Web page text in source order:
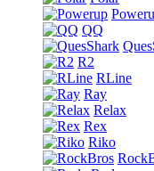
QQ
R2
RLine
Ray
Relax
Rex
Riko